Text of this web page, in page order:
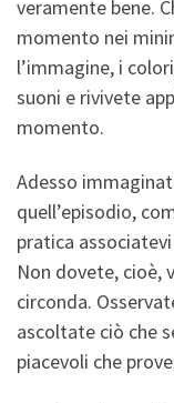
veramente bene.
momento nei
l’immagine, i
suoni e rivivete
momento.
Adesso
quell’episodio,
pratica
Non dovete, cioè,
circonda.
ascoltate ciò che
piacevoli che